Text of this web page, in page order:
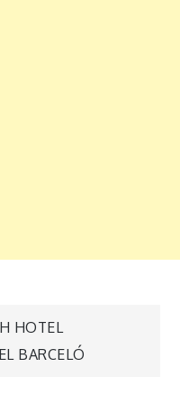
HOTEL
BARCELÓ